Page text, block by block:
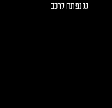
גג נפתח לרכב